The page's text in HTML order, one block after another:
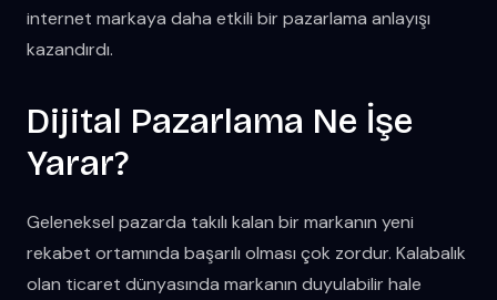
internet markaya daha etkili bir pazarlama anlayışı
kazandırdı.
Dijital Pazarlama Ne İşe
Yarar?
Geleneksel pazarda takılı kalan bir markanın yeni
rekabet ortamında başarılı olması çok zordur. Kalabalık
olan ticaret dünyasında markanın duyulabilir hale